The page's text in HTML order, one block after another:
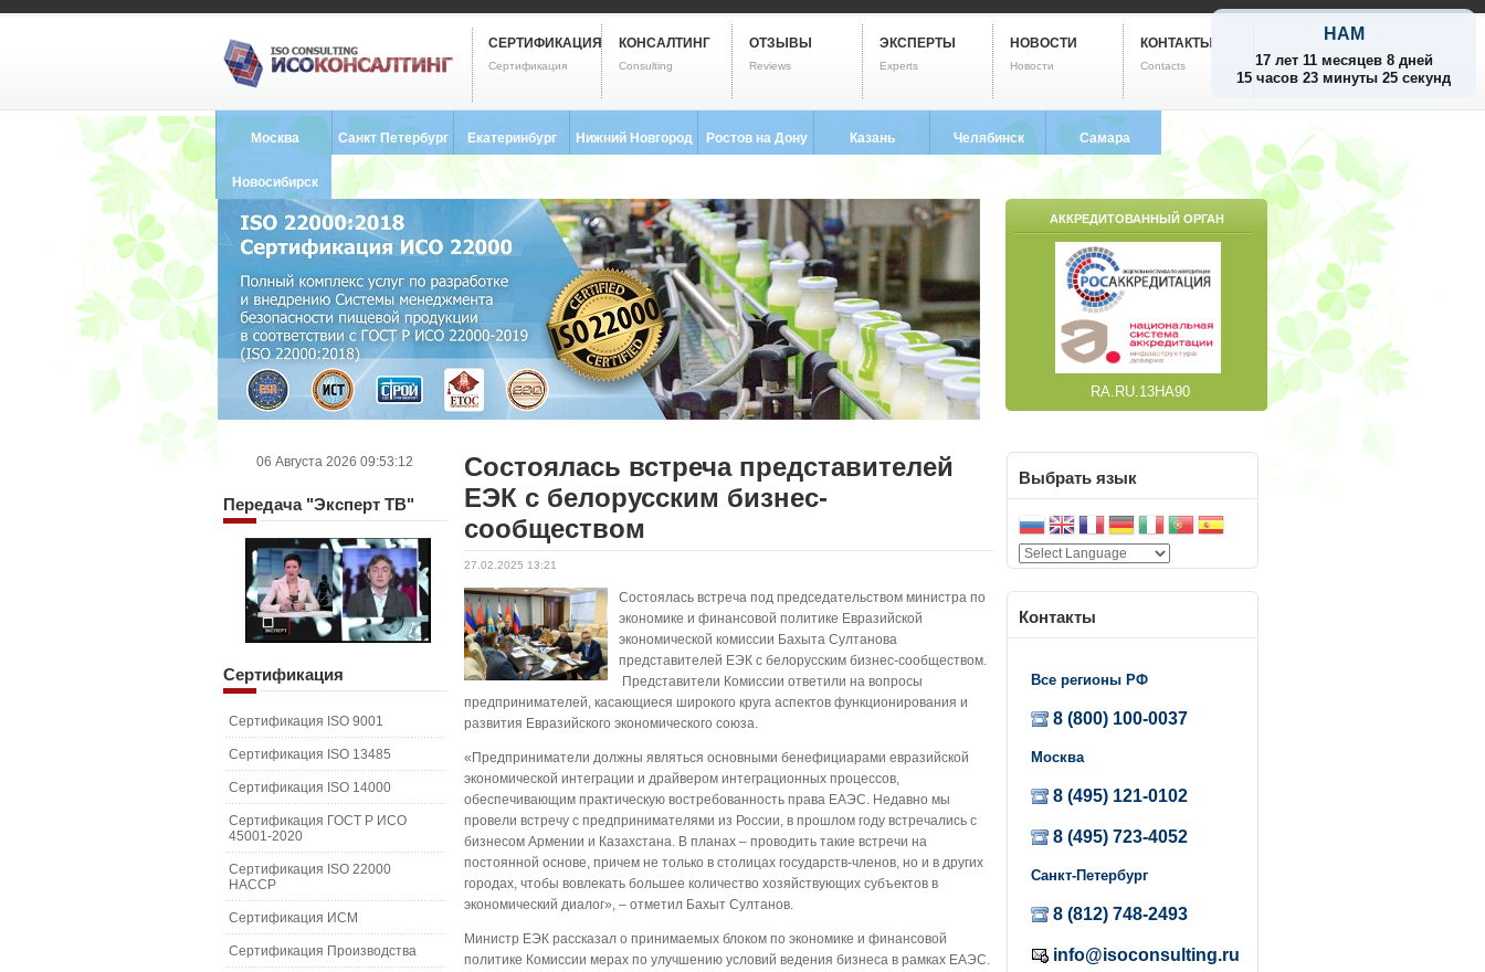
НАМ
17 лет 11 месяцев 8 дней
15 часов 23 минуты 26 секунд
СЕРТИФИКАЦИЯ
Сертификация
КОНСАЛТИНГ
Consulting
ОТЗЫВЫ
Reviews
ЭКСПЕРТЫ
Experts
НОВОСТИ
Новости
КОНТАКТЫ
Contacts
Москва Санкт Петербург
8 (812) 748-2493
Екатеринбург
8 (343) 237-2593
Нижний Новгород Ростов на Дону Казань Челябинск
8 (351) 799-5752
Самара
8 (846) 212-9733
Новосибирск
8 (383) 227-8449 АККРЕДИТОВАННЫЙ ОРГАН
RA.RU.13НА90
Состоялась встреча представителей
ЕЭК с белорусским бизнес-
сообществом
27.02.2025 13:21
Состоялась встреча под председательством министра по
экономике и финансовой политике Евразийской
экономической комиссии Бахыта Султанова
представителей ЕЭК с белорусским бизнес-сообществом.
Представители Комиссии ответили на вопросы
предпринимателей, касающиеся широкого круга аспектов функционирования и
развития Евразийского экономического союза.
«Предприниматели должны являться основными бенефициарами евразийской
экономической интеграции и драйвером интеграционных процессов,
обеспечивающим практическую востребованность права ЕАЭС. Недавно мы
провели встречу с предпринимателями из России, в прошлом году встречались с
бизнесом Армении и Казахстана. В планах – проводить такие встречи на
постоянной основе, причем не только в столицах государств-членов, но и в других
городах, чтобы вовлекать большее количество хозяйствующих субъектов в
экономический диалог», – отметил Бахыт Султанов.
Министр ЕЭК рассказал о принимаемых блоком по экономике и финансовой
политике Комиссии мерах по улучшению условий ведения бизнеса в рамках ЕАЭС.
06 Августа 2026 09:53:12
Передача"Эксперт ТВ"
Сертификация
Сертификация ISO 9001
Сертификация ISO 13485
Сертификация ISO 14000
Сертификация ГОСТ Р ИСО
45001-2020
Сертификация ISO 22000
HACCP
Сертификация ИСМ
Сертификация Производства
Выбрать язык
Контакты
Все регионы РФ
8 (800) 100-0037
Москва
8 (495) 121-0102
8 (495) 723-4052
Санкт-Петербург
8 (812) 748-2493
info@isoconsulting.ru